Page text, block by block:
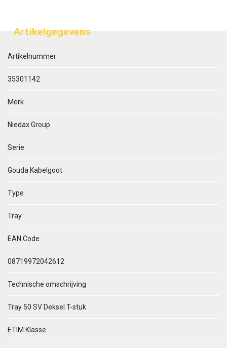
Artikelgegevens
Artikelnummer
35301142
Merk
Niedax Group
Serie
Gouda Kabelgoot
Type
Tray
EAN Code
08719972042612
Technische omschrijving
Tray 50 SV Deksel T-stuk
ETIM Klasse